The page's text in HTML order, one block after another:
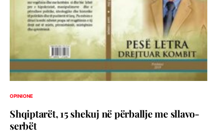
OPINIONE
Shqiptarët, 15 shekuj në përballje me sllavo-
serbët